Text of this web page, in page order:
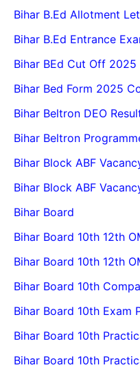
Bihar B.Ed Allotment
Bihar B.Ed Entrance
Bihar BEd Cut Off 2025
Bihar Bed Form 2025
Bihar Beltron DEO
Bihar Beltron
Bihar Block ABF
Bihar Block ABF
Bihar Board
Bihar Board 10th 12th
Bihar Board 10th 12th
Bihar Board 10th
Bihar Board 10th Exam
Bihar Board 10th
Bihar Board 10th